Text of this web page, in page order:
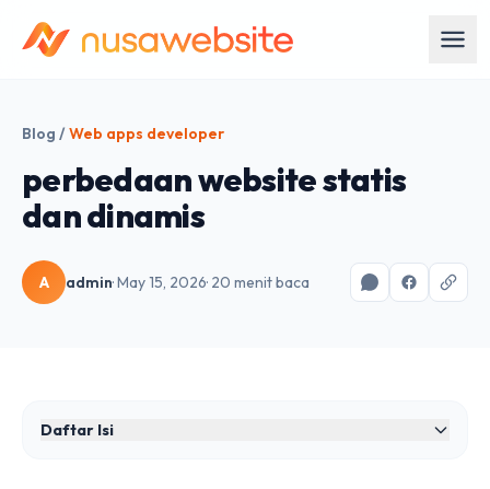
Blog /Web apps developer
perbedaan website statis
dan dinamis
A admin· May 15, 2026· 20 menit baca
Daftar Isi